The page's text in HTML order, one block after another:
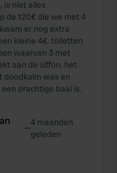
is niet alles
de 120€ die we met 4
er nog extra
kleine 4€. toiletten
waarvan 3 met
aan de siffon. het
doodkalm was en
prachtige baai is.
—4 maanden
geleden